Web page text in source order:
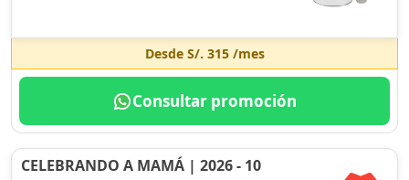
Desde S/. 315/mes
Consultar promoción
CELEBRANDO A MAMÁ | 2026 - 10